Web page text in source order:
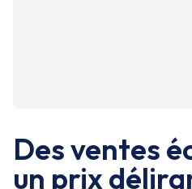
Des ventes
un prix